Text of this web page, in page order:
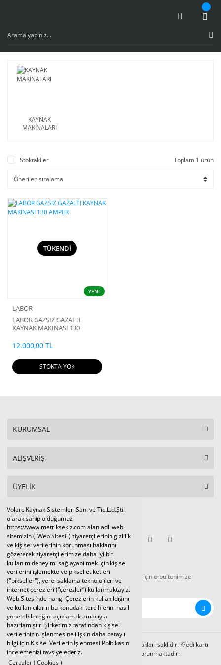
Volarc Kaynak Sistemleri San. ve Tic.Ltd.Şti.
olarak sahip olduğumuz
https://www.metriksekiz.com alan adlı web
sitemizin ("Web Sitesi") ziyaretçilerinin gizlilik
ve kişisel verilerinin korunması haklarını
gözeterek ziyaretçilerimize daha iyi bir
kullanım deneyimi sağlayabilmek için kişisel
verilerini işlemekte ve piksel etiketleri
("pikseller"), yerel saklama teknolojileri ve
internet çerezleri (“çerezler”) kullanmaktayız.
Web Sitesi’nde hangi Çerezlerin kullanıldığını
ve kullanıcıların bu konudaki tercihlerini nasıl
yönetebileceğini açıklamak amacıyla
hazırlamıştır. Şirketimiz tarafından kişisel
verilerinizin işlenmesine ilişkin daha detaylı
bilgi için Kişisel Verilerin İşlenmesi Politikasını
incelemenizi tavsiye ederiz.
Çerezler ( Cookies )
KAYNAK
MAKİNALARI
Stoktakiler Toplam 1 ürün
YENİ
TÜKENDİ
LABOR
LABOR GAZSIZ GAZALTI
KAYNAK MAKİNASI 130
12.000,00 TL
STOKTA YOK
KURUMSAL
ALIŞVERİŞ
ÜYELİK
E-BÜLTEN
Tüm kampanya ve duyurulardan haberdar olmak için e-bültenimize
kaydolunuz.
Volarc Kaynak Sistemleri Ltd.Şti. 2024 © Tüm hakları saklıdır. Kredi kartı
bilgileriniz 256bit SSL sertifikası ile korunmaktadır.